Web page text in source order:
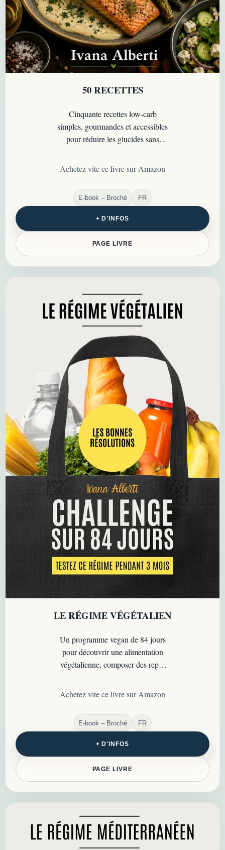
50 RECETTES
Cinquante recettes low-carb
simples, gourmandes et accessibles
pour réduire les glucides sans
quotidien.
Achetez vite ce livre sur Amazon
E-book – Broché FR
+ D'INFOS
PAGE LIVRE
LE RÉGIME VÉGÉTALIEN
Un programme vegan de 84 jours
pour découvrir une alimentation
végétalienne, composer des repas
progressivement en toute
Achetez vite ce livre sur Amazon
E-book – Broché FR
+ D'INFOS
PAGE LIVRE